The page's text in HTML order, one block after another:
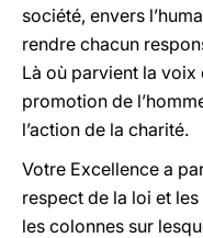
société, envers
rendre chacun
Là où parvient la voix
promotion de
l’action de la charité.
Votre Excellence a
respect de la loi et
les colonnes sur